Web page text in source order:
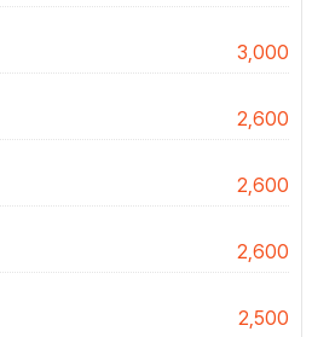
3,000
2,600
2,600
2,600
2,500